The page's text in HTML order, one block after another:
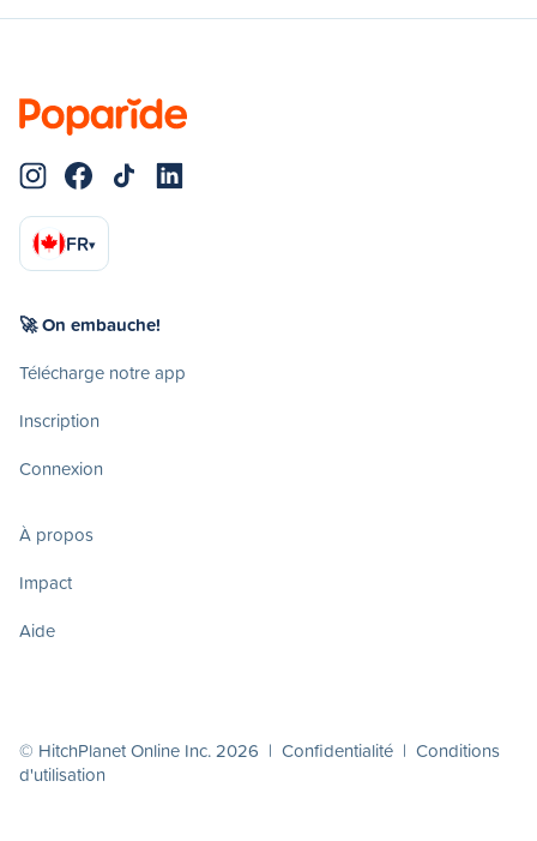
FR▾
🚀 On embauche!
Télécharge notre app
Inscription
Connexion
À propos
Impact
Aide
© HitchPlanet Online Inc. 2026 | Confidentialité | Conditions
d'utilisation